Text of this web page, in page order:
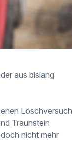
aus bislang
Löschversuch
Traunstein
nicht mehr